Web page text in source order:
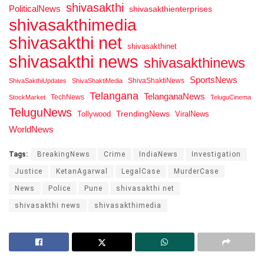
PoliticalNews shivasakthi shivasakthienterprises
shivasakthimedia
shivasakthi net shivasakthinet
shivasakthi news shivasakthinews
ShivaSakthiUpdates ShivaShaktiMedia ShivaShaktiNews SportsNews
StockMarket TechNews Telangana TelanganaNews TeluguCinema
TeluguNews Tollywood TrendingNews ViralNews
WorldNews
Tags: BreakingNews Crime IndiaNews Investigation
Justice KetanAgarwal LegalCase MurderCase
News Police Pune shivasakthi net
shivasakthi news shivasakthimedia